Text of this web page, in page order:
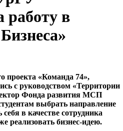
работу в
проекта «Команда 74»,
с руководством «Территории
Фонда развития МСП
выбрать направление
в качестве сотрудника
реализовать бизнес-идею.